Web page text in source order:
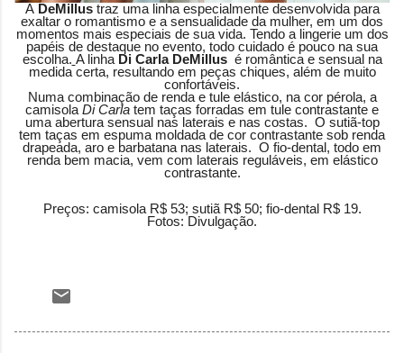
ADeMillustraz uma linha especialmente desenvolvida para
exaltar o romantismo e a sensualidade da mulher, em um dos
momentos mais especiais de sua vida. Tendo a lingerie um dos
papéis de destaque no evento, todo cuidado é pouco na sua
escolha. A linhaDi Carla DeMillus é romântica e sensual na
medida certa, resultando em peças chiques, além de muito
confortáveis.
Numa combinação de renda e tule elástico, na cor pérola, a
camisola Di Carla tem taças forradas em tule contrastante e
uma abertura sensual nas laterais e nas costas. O sutiã-top
tem taças em espuma moldada de cor contrastante sob renda
drapeada, aro e barbatana nas laterais. O fio-dental, todo em
renda bem macia, vem com laterais reguláveis, em elástico
contrastante.
Preços: camisola R$ 53; sutiã R$ 50; fio-dental R$ 19.
Fotos: Divulgação.